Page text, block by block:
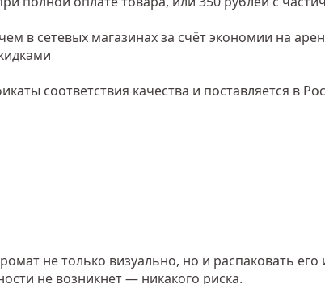
в сетевых магазинах за счёт экономии на
соответствия качества и поставляется в
не только визуально, но и распаковать его
не возникнет — никакого риска.